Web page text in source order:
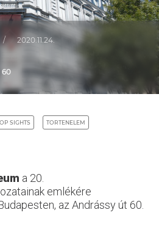
/ 2020.11.24.
60
SIGHTS TORTENELEM
a 20.
emlékére
az Andrássy út 60.